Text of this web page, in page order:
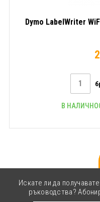
Dymo LabelWriter
В
Искате ли да
ръководства?